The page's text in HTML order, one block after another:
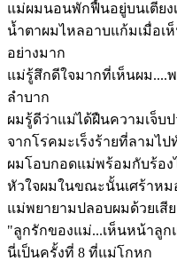
แม่ผมนอนพักฟื้นอยู่บนเตียง
น้ำตาผมไหลอาบแก้มเมื่อเ
อย่างมาก
แม่รู้สึกดีใจมากที่เห็นผม....
ลำบาก
ผมรู้ดีว่าแม่ได้ฝืนความเจ็บ
จากโรคมะเร็งร้ายที่ลามไป
ผมโอบกอดแม่พร้อมกับร้อง
หัวใจผมในขณะนั้นเศร้าหม
แม่พยายามปลอบผมด้วยเสี
"ลูกรักของแม่...เห็นหน้าลูก
นี่เป็นครั้งที่ 8 ที่แม่โกหก